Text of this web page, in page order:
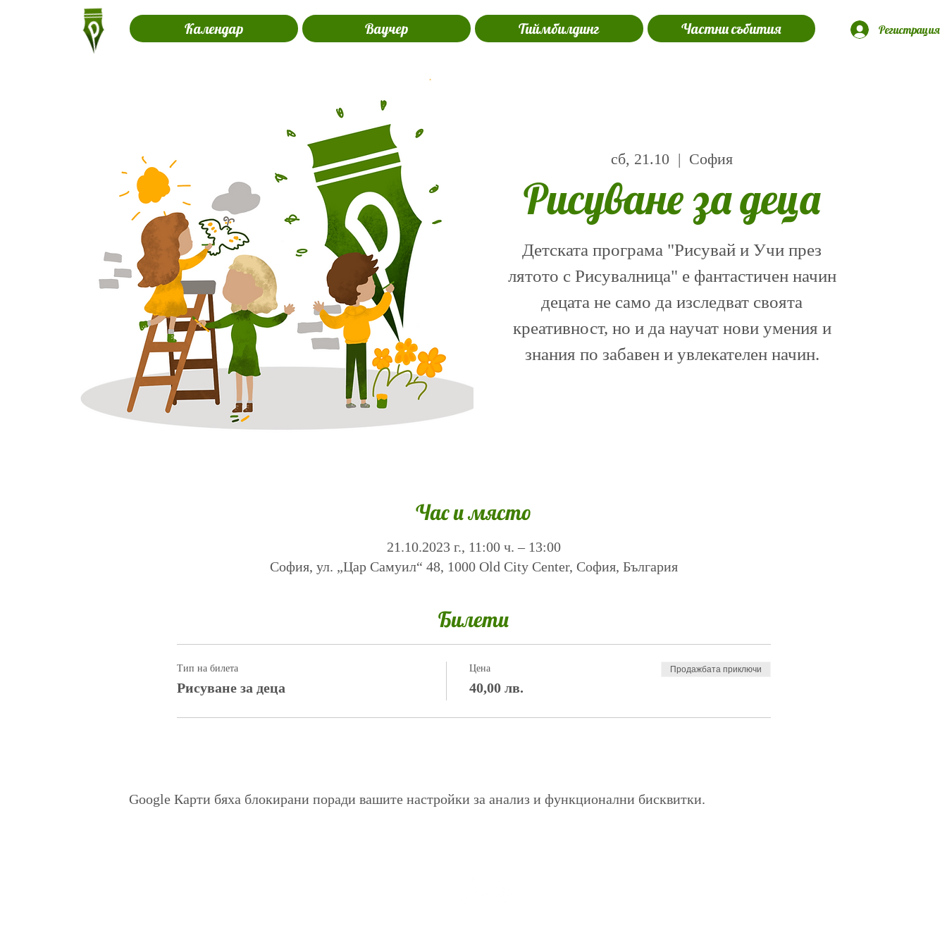
Календар Ваучер Тиймбилдинг Частни събития Регистрация
сб, 21.10
  |
София
Рисуване за деца
Детската програма "Рисувай и Учи през
лятото с Рисувалница" e фантастичен начин
децата не само да изследват своята
креативност, но и да научат нови умения и
знания по забавен и увлекателен начин.
Час и място
21.10.2023 г., 11:00 ч. – 13:00
София, ул. „Цар Самуил“ 48, 1000 Old City Center, София, България
Билети
Тип на билета
Рисуване за деца
Цена
40,00 лв.
Продажбата приключи
Google Карти бяха блокирани поради вашите настройки за анализ и функционални бисквитки.